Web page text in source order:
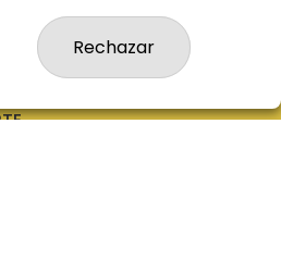
Rechazar